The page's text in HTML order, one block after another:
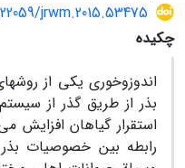
jrwm.2015.53475
چکیده
اندوزوخوری یکی از
بذر از طریق گذر از
استقرار گیاهان افزایش
رابطه بین خصوصیات